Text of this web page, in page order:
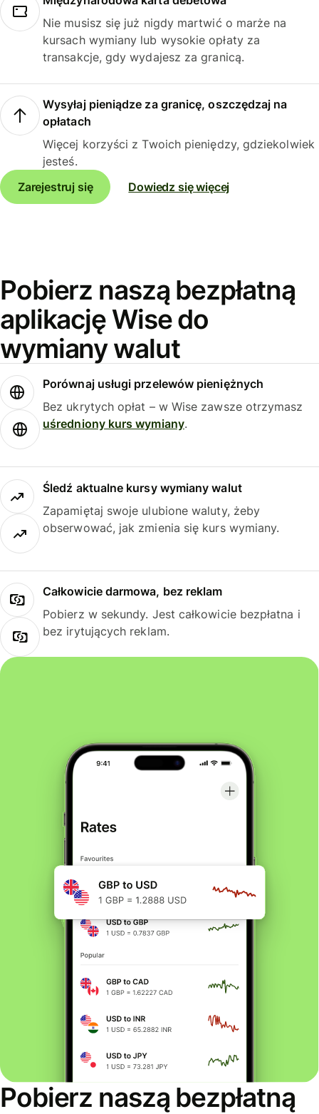
Nie musisz się już nigdy martwić o marże na
kursach wymiany lub wysokie opłaty za
transakcje, gdy wydajesz za granicą.
Wysyłaj pieniądze za granicę, oszczędzaj na
opłatach
Więcej korzyści z Twoich pieniędzy, gdziekolwiek
jesteś.
Zarejestruj się
Dowiedz się więcej
Pobierz naszą bezpłatną
aplikację Wise do
wymiany walut
Porównaj usługi przelewów pieniężnych
Bez ukrytych opłat – w Wise zawsze otrzymasz
uśredniony kurs wymiany.
Śledź aktualne kursy wymiany walut
Zapamiętaj swoje ulubione waluty, żeby
obserwować, jak zmienia się kurs wymiany.
Całkowicie darmowa, bez reklam
Pobierz w sekundy. Jest całkowicie bezpłatna i
bez irytujących reklam.
Pobierz naszą bezpłatną